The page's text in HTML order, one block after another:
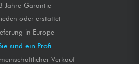
Jahre Garantie
oder erstattet
in Europe
sind ein Profi
Verkauf